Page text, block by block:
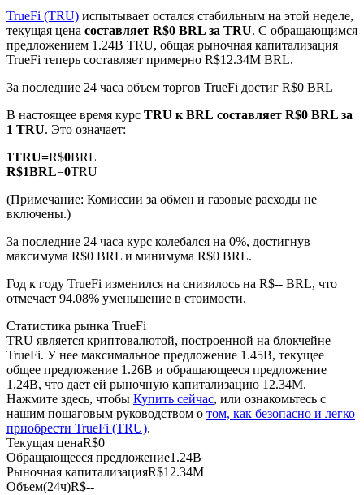
Фьючерсы на COIN-M
TradFi
Деривативы на акции, форекс, драгоценные металлы и
сырьевые товары
USDC фьючерсы
Фьючерсы с использованием USDC в качестве
обеспечения
TrueFi (TRU) испытывает остался стабильным на этой неделе,
текущая цена составляет R$0 BRL за TRU. С обращающимся
предложением 1.24B TRU, общая рыночная капитализация
TrueFi теперь составляет примерно R$12.34M BRL.
За последние 24 часа объем торгов TrueFi достиг R$0 BRL
В настоящее время курс TRU к BRL составляет R$0 BRL за
1 TRU. Это означает:
1TRU=R$0BRL
R$1BRL=0TRU
(Примечание: Комиссии за обмен и газовые расходы не
включены.)
За последние 24 часа курс колебался на 0%, достигнув
максимума R$0 BRL и минимума R$0 BRL.
Год к году TrueFi изменился на снизилось на R$-- BRL, что
отмечает 94.08% уменьшение в стоимости.
Статистика рынка TrueFi
TRU является криптовалютой, построенной на блокчейне
TrueFi. У нее максимальное предложение 1.45B, текущее
общее предложение 1.26B и обращающееся предложение
1.24B, что дает ей рыночную капитализацию 12.34M.
Нажмите здесь, чтобы Купить сейчас, или ознакомьтесь с
нашим пошаговым руководством о том, как безопасно и легко
приобрести TrueFi (TRU).
Текущая ценаR$0
Обращающееся предложение1.24B
Рыночная капитализацияR$12.34M
Объем(24ч)R$--